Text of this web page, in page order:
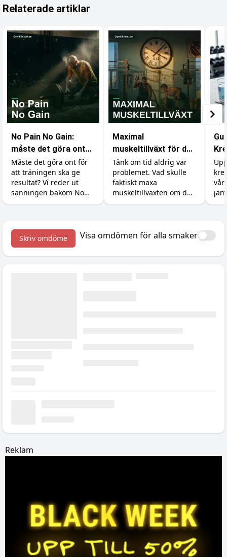
Relaterade artiklar
No Pain No Gain:
måste det göra ont
för att bygga
muskler?
Måste det göra ont för
att träningen ska ge
resultat? Vi reder ut
sanningen bakom No
Pain No Gain, vad
maxar återhämtningen.
Maximal
muskeltillväxt för den
med obegränsad tid
Tänk om tid aldrig var
problemet. Vad skulle
faktiskt maxa
muskeltillväxten om du
kunde träna, äta och
vad forskningen säger
du
vår
Skriv omdöme Visa omdömen för alla smaker
Reklam